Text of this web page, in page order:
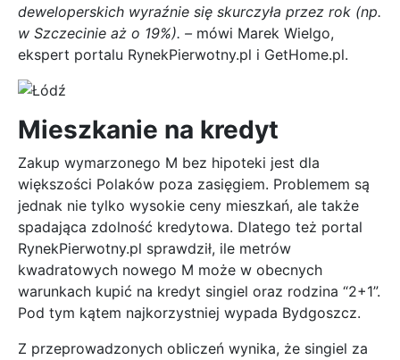
deweloperskich wyraźnie się skurczyła przez rok (np.
w Szczecinie aż o 19%). – mówi Marek Wielgo,
ekspert portalu RynekPierwotny.pl i GetHome.pl.
Mieszkanie na kredyt
Zakup wymarzonego M bez hipoteki jest dla
większości Polaków poza zasięgiem. Problemem są
jednak nie tylko wysokie ceny mieszkań, ale także
spadająca zdolność kredytowa. Dlatego też portal
RynekPierwotny.pl sprawdził, ile metrów
kwadratowych nowego M może w obecnych
warunkach kupić na kredyt singiel oraz rodzina “2+1”.
Pod tym kątem najkorzystniej wypada Bydgoszcz.
Z przeprowadzonych obliczeń wynika, że singiel za